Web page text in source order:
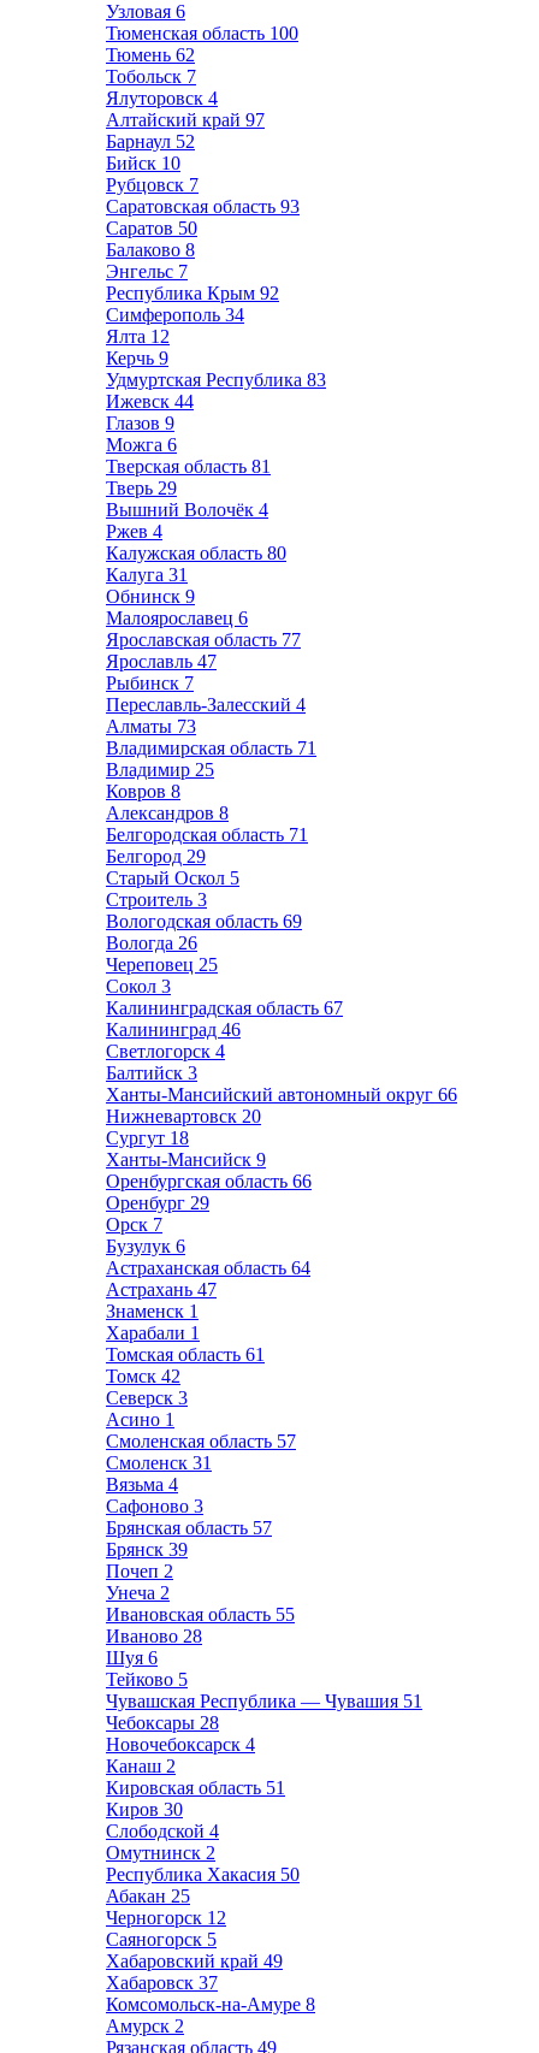
Узловая 6
Тюменская область 100
Тюмень 62
Тобольск 7
Ялуторовск 4
Алтайский край 97
Барнаул 52
Бийск 10
Рубцовск 7
Саратовская область 93
Саратов 50
Балаково 8
Энгельс 7
Республика Крым 92
Симферополь 34
Ялта 12
Керчь 9
Удмуртская Республика 83
Ижевск 44
Глазов 9
Можга 6
Тверская область 81
Тверь 29
Вышний Волочёк 4
Ржев 4
Калужская область 80
Калуга 31
Обнинск 9
Малоярославец 6
Ярославская область 77
Ярославль 47
Рыбинск 7
Переславль-Залесский 4
Алматы 73
Владимирская область 71
Владимир 25
Ковров 8
Александров 8
Белгородская область 71
Белгород 29
Старый Оскол 5
Строитель 3
Вологодская область 69
Вологда 26
Череповец 25
Сокол 3
Калининградская область 67
Калининград 46
Светлогорск 4
Балтийск 3
Ханты-Мансийский автономный округ 66
Нижневартовск 20
Сургут 18
Ханты-Мансийск 9
Оренбургская область 66
Оренбург 29
Орск 7
Бузулук 6
Астраханская область 64
Астрахань 47
Знаменск 1
Харабали 1
Томская область 61
Томск 42
Северск 3
Асино 1
Смоленская область 57
Смоленск 31
Вязьма 4
Сафоново 3
Брянская область 57
Брянск 39
Почеп 2
Унеча 2
Ивановская область 55
Иваново 28
Шуя 6
Тейково 5
Чувашская Республика — Чувашия 51
Чебоксары 28
Новочебоксарск 4
Канаш 2
Кировская область 51
Киров 30
Слободской 4
Омутнинск 2
Республика Хакасия 50
Абакан 25
Черногорск 12
Саяногорск 5
Хабаровский край 49
Хабаровск 37
Комсомольск-на-Амуре 8
Амурск 2
Рязанская область 49